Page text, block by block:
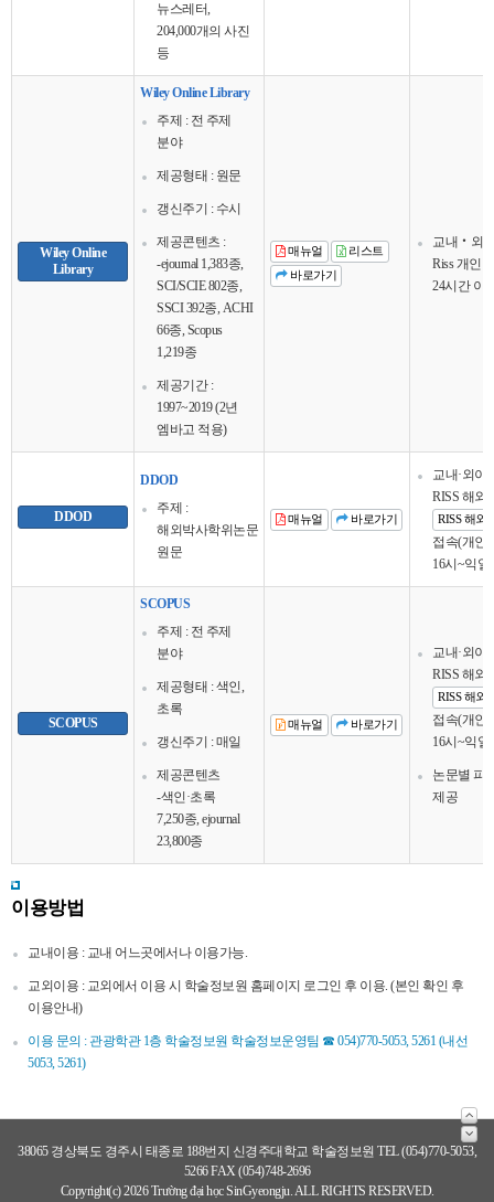
뉴스레터,
204,000개의 사진
등
Wiley Online
Library
Wiley Online Library
주제 : 전 주제
분야
제공형태 : 원문
갱신주기 : 수시
제공콘텐츠 :
-ejournal 1,383종,
SCI/SCIE 802종,
SSCI 392종, ACHI
66종, Scopus
1,219종
제공기간 :
1997~2019 (2년
엠바고 적용)
매뉴얼
리스트
바로가기
교내‧외
Riss 개인
24시간 이
DDOD
DDOD
주제 :
해외박사학위논문
원문
매뉴얼 바로가기
교내·외이
RISS 해외
RISS 해외
접속(개인
16시~익일
SCOPUS
SCOPUS
주제 : 전 주제
분야
제공형태 : 색인,
초록
갱신주기 : 매일
제공콘텐츠
-색인·초록
7,250종, ejournal
23,800종
매뉴얼 바로가기
교내·외이
RISS 해외
RISS 해외
접속(개인
16시~익일
논문별 피
제공
이용방법
교내이용 : 교내 어느곳에서나 이용가능.
교외이용 : 교외에서 이용 시 학술정보원 홈페이지 로그인 후 이용. (본인 확인 후
이용안내)
이용 문의 : 관광학관 1층 학술정보원 학술정보운영팀 ☎ 054)770-5053, 5261 (내선
5053, 5261)
38065 경상북도 경주시 태종로 188번지 신경주대학교 학술정보원 TEL (054)770-5053,
5266 FAX (054)748-2696
Copyright(c) 2026 Trường đại học SinGyeongju. ALL RIGHTS RESERVED.